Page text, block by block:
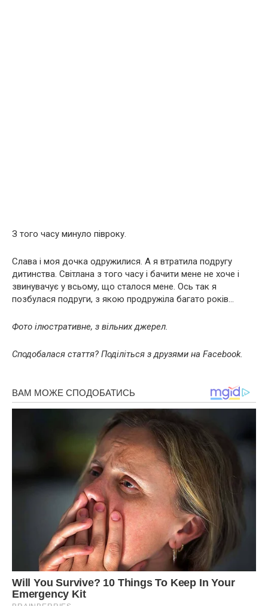
З того часу минуло півроку.
Слава і моя дочка одружилися. А я втратила подругу
дитинства. Світлана з того часу і бачити мене не хоче і
звинувачує у всьому, що сталося мене. Ось так я
позбулася подруги, з якою продружіла багато років…
Фото ілюстративне, з вільних джерел.
Сподобалася стаття? Поділіться з друзями на Facebook.